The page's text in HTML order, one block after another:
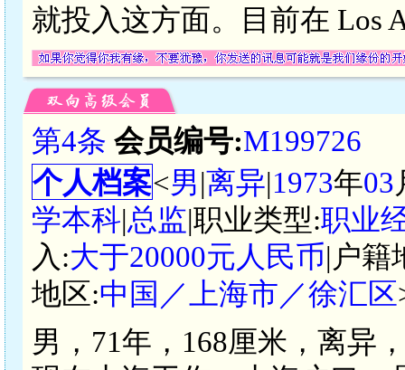
就投入这方面。目前在 Los
第4条 会员编号:M199726
个人档案<男|离异|1973年03
学本科|总监|职业类型:职业
入:大于20000元人民币|户籍
地区:中国／上海市／徐汇区
男，71年，168厘米，离异